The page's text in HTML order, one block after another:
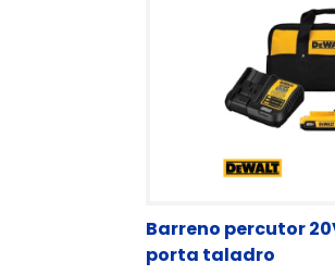
Barreno percutor
porta taladro